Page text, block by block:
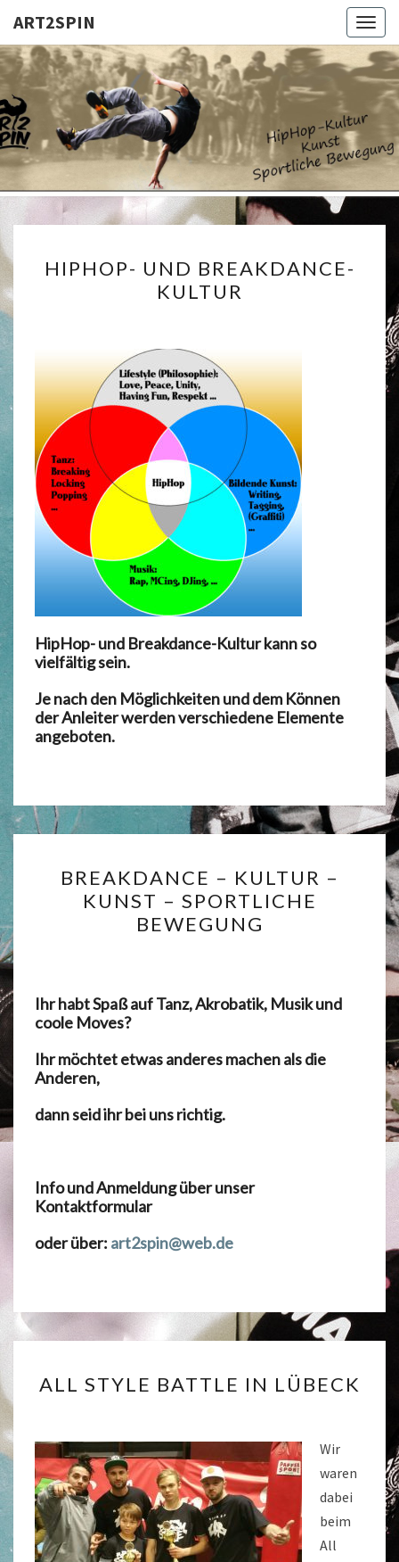
ART2SPIN
–
Kultur
UND
BREAKDANCE-
HIPHOP- UND BREAKDANCE-
KULTUR
HipHop- und Breakdance-Kultur kann so
vielfältig sein.
Je nach den Möglichkeiten und dem Können
der Anleiter werden verschiedene Elemente
angeboten.
–
KULTUR
–
SPORTLICHE
BREAKDANCE – KULTUR –
KUNST – SPORTLICHE
BEWEGUNG
Ihr habt Spaß auf Tanz, Akrobatik, Musik und
coole Moves?
Ihr möchtet etwas anderes machen als die
Anderen,
dann seid ihr bei uns richtig.
Info und Anmeldung über unser
Kontaktformular
oder über: art2spin@web.de
STYLE
IN
LÜBECK
ALL STYLE BATTLE IN LÜBECK
Wir
waren
dabei
beim
All